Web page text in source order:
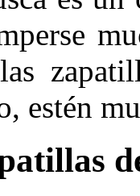
estén